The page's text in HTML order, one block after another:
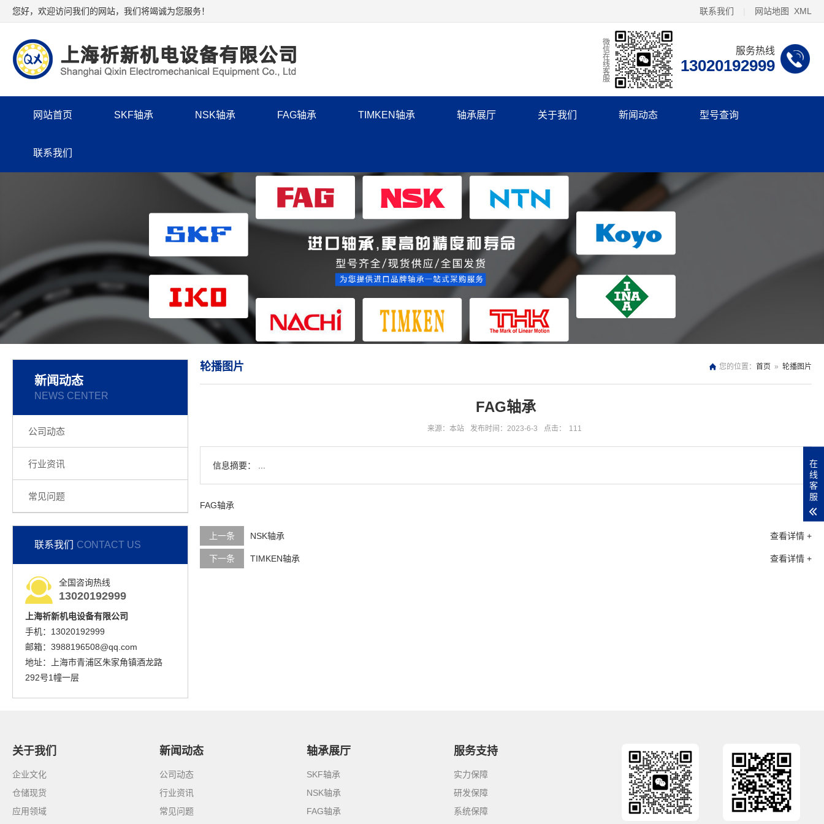
联系我们 网站地图 XML
您好，欢迎访问我们的网站，我们将竭诚为您服务！
服务热线
13020192999
微信在线客服
网站首页 SKF轴承 NSK轴承 FAG轴承 TIMKEN轴承 轴承展厅 关于我们 新闻动态 型号查询
联系我们
新闻动态
NEWS CENTER
公司动态
行业资讯
常见问题
联系我们 CONTACT US
全国咨询热线
13020192999
上海祈新机电设备有限公司
手机：13020192999
邮箱：3988196508@qq.com
地址：上海市青浦区朱家角镇酒龙路
292号1幢一层
您的位置： 首页 » 轮播图片
轮播图片
FAG轴承
来源：本站 发布时间：2023-6-3 点击： 111
信息摘要： ...
FAG轴承
上一条 查看详情 +
NSK轴承
下一条 查看详情 +
TIMKEN轴承
关于我们
企业文化
仓储现货
应用领域
新闻动态
公司动态
行业资讯
常见问题
轴承展厅
SKF轴承
NSK轴承
FAG轴承
服务支持
实力保障
研发保障
系统保障
在
线
客
服